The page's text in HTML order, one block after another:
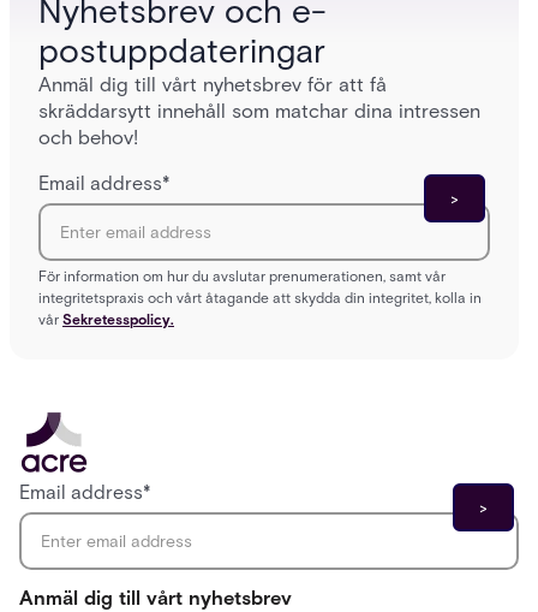
Nyhetsbrev och e-
postuppdateringar
Anmäl dig till vårt nyhetsbrev för att få
skräddarsytt innehåll som matchar dina intressen
och behov!
Email address*
För information om hur du avslutar prenumerationen, samt vår
integritetspraxis och vårt åtagande att skydda din integritet, kolla in
vår Sekretesspolicy.
Anmäl dig till vårt nyhetsbrev
Email address*